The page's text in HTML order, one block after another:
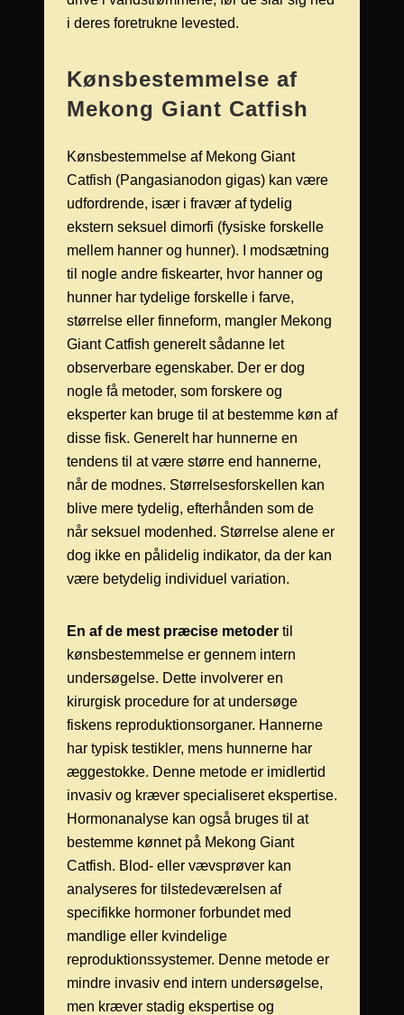
i deres foretrukne levested.
Kønsbestemmelse af
Mekong Giant Catfish
Kønsbestemmelse af Mekong Giant
Catfish (Pangasianodon gigas) kan være
udfordrende, især i fravær af tydelig
ekstern seksuel dimorfi (fysiske forskelle
mellem hanner og hunner). I modsætning
til nogle andre fiskearter, hvor hanner og
hunner har tydelige forskelle i farve,
størrelse eller finneform, mangler Mekong
Giant Catfish generelt sådanne let
observerbare egenskaber. Der er dog
nogle få metoder, som forskere og
eksperter kan bruge til at bestemme køn af
disse fisk. Generelt har hunnerne en
tendens til at være større end hannerne,
når de modnes. Størrelsesforskellen kan
blive mere tydelig, efterhånden som de
når seksuel modenhed. Størrelse alene er
dog ikke en pålidelig indikator, da der kan
være betydelig individuel variation.
En af de mest præcise metoder til
kønsbestemmelse er gennem intern
undersøgelse. Dette involverer en
kirurgisk procedure for at undersøge
fiskens reproduktionsorganer. Hannerne
har typisk testikler, mens hunnerne har
æggestokke. Denne metode er imidlertid
invasiv og kræver specialiseret ekspertise.
Hormonanalyse kan også bruges til at
bestemme kønnet på Mekong Giant
Catfish. Blod- eller vævsprøver kan
analyseres for tilstedeværelsen af
specifikke hormoner forbundet med
mandlige eller kvindelige
reproduktionssystemer. Denne metode er
mindre invasiv end intern undersøgelse,
men kræver stadig ekspertise og